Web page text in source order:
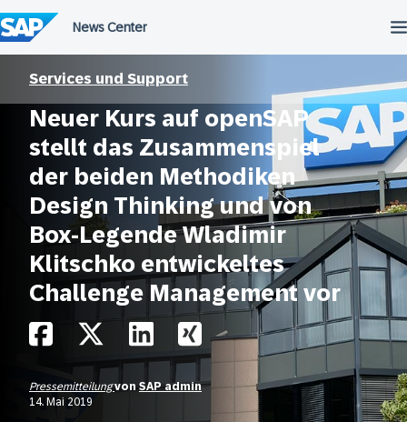
Services und Support
Neuer Kurs auf openSAP
stellt das Zusammenspiel
der beiden Methodiken
Design Thinking und von
Box-Legende Wladimir
Klitschko entwickeltes
Challenge Management vor
PressemitteilungvonSAP admin
14. Mai 2019